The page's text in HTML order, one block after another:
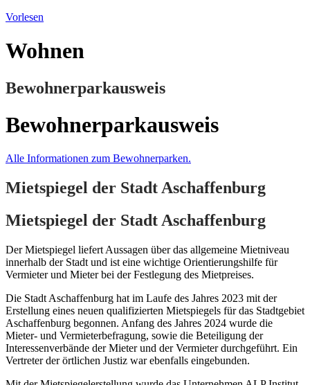
Vorlesen
Wohnen
Bewohnerparkausweis
Bewohnerparkausweis
Alle Informationen zum Bewohnerparken.
Mietspiegel der Stadt Aschaffenburg
Mietspiegel der Stadt Aschaffenburg
Der Mietspiegel liefert Aussagen über das allgemeine Mietniveau
innerhalb der Stadt und ist eine wichtige Orientierungshilfe für
Vermieter und Mieter bei der Festlegung des Mietpreises.
Die Stadt Aschaffenburg hat im Laufe des Jahres 2023 mit der
Erstellung eines neuen qualifizierten Mietspiegels für das Stadtgebiet
Aschaffenburg begonnen. Anfang des Jahres 2024 wurde die
Mieter- und Vermieterbefragung, sowie die Beteiligung der
Interessenverbände der Mieter und der Vermieter durchgeführt. Ein
Vertreter der örtlichen Justiz war ebenfalls eingebunden.